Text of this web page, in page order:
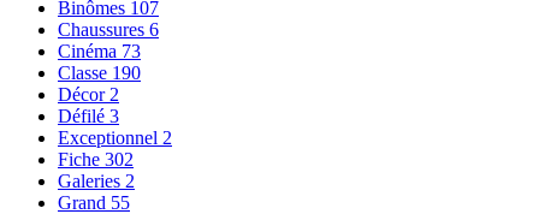
Binômes 107
Chaussures 6
Cinéma 73
Classe 190
Décor 2
Défilé 3
Exceptionnel 2
Fiche 302
Galeries 2
Grand 55